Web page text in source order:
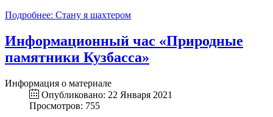
Подробнее: Стану я шахтером
Информационный час «Природные
памятники Кузбасса»
Информация о материале
Опубликовано: 22 Января 2021
Просмотров: 755